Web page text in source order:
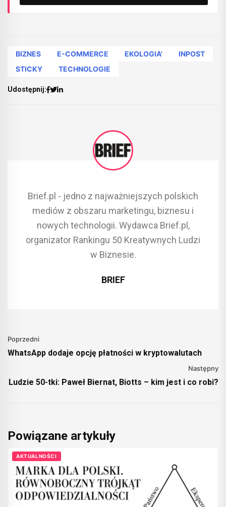
BIZNES E-COMMERCE EKOLOGIA'
INPOST
STICKY
TECHNOLOGIE
Udostępnij:
Brief.pl - jedno z najważniejszych polskich
mediów z obszaru marketingu, biznesu i
nowych technologii. Wydawca Brief.pl,
organizator Rankingu 50 Kreatywnych Ludzi
w Biznesie.
BRIEF
Poprzedni
WhatsApp dodaje opcję płatności w kryptowalutach
Następny
Ludzie 50-tki: Paweł Biernat, Biotts – kim jest i co robi?
Powiązane artykuły
AKTUALNOŚCI